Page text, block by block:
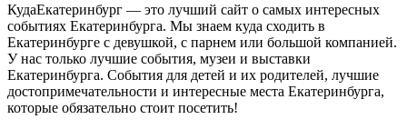
КудаЕкатеринбург — это лучший сайт о самых интересных
событиях Екатеринбурга. Мы знаем куда сходить в
Екатеринбурге с девушкой, с парнем или большой компанией.
У нас только лучшие события, музеи и выставки
Екатеринбурга. События для детей и их родителей, лучшие
достопримечательности и интересные места Екатеринбурга,
которые обязательно стоит посетить!